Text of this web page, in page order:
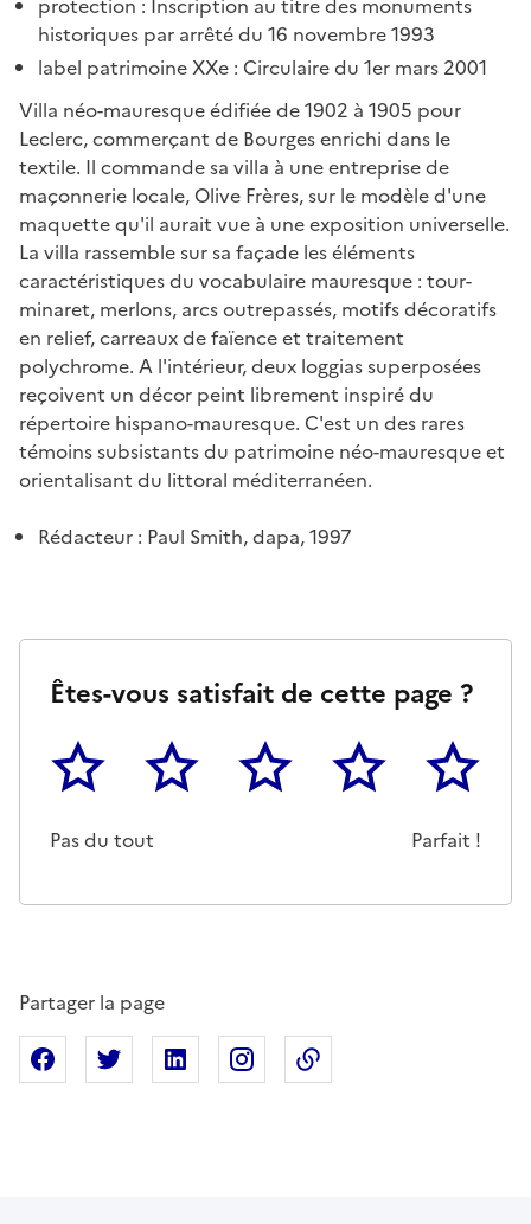
historiques par arrêté du 16 novembre 1993
label patrimoine XXe : Circulaire du 1er mars 2001
Villa néo-mauresque édifiée de 1902 à 1905 pour
Leclerc, commerçant de Bourges enrichi dans le
textile. Il commande sa villa à une entreprise de
maçonnerie locale, Olive Frères, sur le modèle d'une
maquette qu'il aurait vue à une exposition universelle.
La villa rassemble sur sa façade les éléments
caractéristiques du vocabulaire mauresque : tour-
minaret, merlons, arcs outrepassés, motifs décoratifs
en relief, carreaux de faïence et traitement
polychrome. A l'intérieur, deux loggias superposées
reçoivent un décor peint librement inspiré du
répertoire hispano-mauresque. C'est un des rares
témoins subsistants du patrimoine néo-mauresque et
orientalisant du littoral méditerranéen.
Rédacteur : Paul Smith, dapa, 1997
Êtes-vous satisfait de cette page ?
1
Pas du tout
2 3 4 5
Parfait !
Partager la page
Partager sur Facebook
Partager sur XPartager sur Linkedin
Partager sur Instagram